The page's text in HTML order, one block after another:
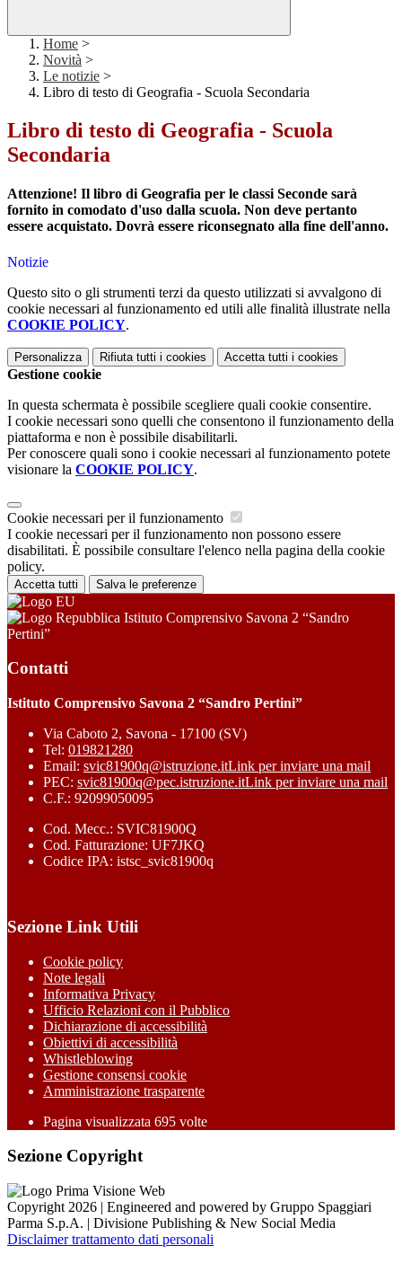
Home >
Novità >
Le notizie >
Libro di testo di Geografia - Scuola Secondaria
Libro di testo di Geografia - Scuola
Secondaria
Attenzione! Il libro di Geografia per le classi Seconde sarà
fornito in comodato d'uso dalla scuola. Non deve pertanto
essere acquistato. Dovrà essere riconsegnato alla fine dell'anno.
Notizie
Questo sito o gli strumenti terzi da questo utilizzati si avvalgono di
cookie necessari al funzionamento ed utili alle finalità illustrate nella
COOKIE POLICY.
Personalizza Rifiuta tutti i cookies Accetta tutti i cookies
Gestione cookie
In questa schermata è possibile scegliere quali cookie consentire.
I cookie necessari sono quelli che consentono il funzionamento della
piattaforma e non è possibile disabilitarli.
Per conoscere quali sono i cookie necessari al funzionamento potete
visionare la COOKIE POLICY.
Cookie necessari per il funzionamento
I cookie necessari per il funzionamento non possono essere
disabilitati. È possibile consultare l'elenco nella pagina della cookie
policy.
Accetta tutti Salva le preferenze
Istituto Comprensivo Savona 2 “Sandro
Pertini”
Contatti
Istituto Comprensivo Savona 2 “Sandro Pertini”
Via Caboto 2, Savona - 17100 (SV)
Tel: 019821280
Email: svic81900q@istruzione.itLink per inviare una mail
PEC: svic81900q@pec.istruzione.itLink per inviare una mail
C.F.: 92099050095
Cod. Mecc.: SVIC81900Q
Cod. Fatturazione: UF7JKQ
Codice IPA: istsc_svic81900q
Sezione Link Utili
Cookie policy
Note legali
Informativa Privacy
Ufficio Relazioni con il Pubblico
Dichiarazione di accessibilità
Obiettivi di accessibilità
Whistleblowing
Gestione consensi cookie
Amministrazione trasparente
Pagina visualizzata 695 volte
Sezione Copyright
Copyright 2026 | Engineered and powered by Gruppo Spaggiari
Parma S.p.A. | Divisione Publishing & New Social Media
Disclaimer trattamento dati personali